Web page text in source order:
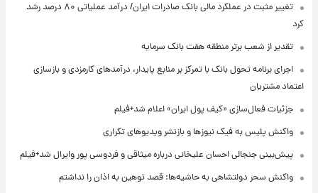
تغییر مثبت در عملکرد مالی بانک صادرات ایران/ درآمد عملیاتی ۸۰ درصد رشد
کرد
تقدیر از شعب برتر منطقه هفت بانک سرمایه
اجرای برنامه تحول بانک با تمرکز بر منابع پایدار، درآمدهای کارمزدی و بازسازی
اعتماد مشتریان
جزئیات فعال‌سازی «کیف پول ایران» اعلام شد+فیلم
واکنش پلیس به فیک نیوزها و بازنشر ویدیوهای تکراری
پیش‌بینی جنجالی احسان علیخانی درباره میثاقی و فردوسی پور وایرال شد+فیلم
واکنش سحر دولتشاهی به حاشیه‌ها: قصد توهین به اذان را نداشتم